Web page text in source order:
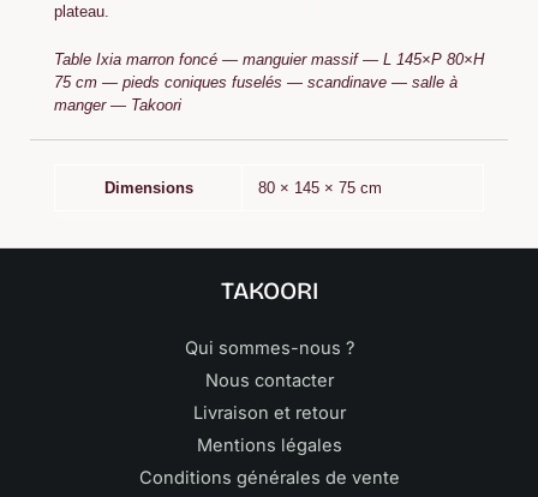
plateau.
Table Ixia marron foncé — manguier massif — L 145×P 80×H
75 cm — pieds coniques fuselés — scandinave — salle à
manger — Takoori
Dimensions 80 × 145 × 75 cm
TAKOORI
Qui sommes-nous ?
Nous contacter
Livraison et retour
Mentions légales
Conditions générales de vente